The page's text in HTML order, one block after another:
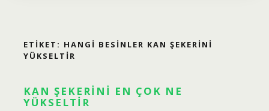
ETIKET: HANGI BESINLER KAN ŞEKERINI
YÜKSELTIR
KAN ŞEKERINI EN ÇOK NE
YÜKSELTIR